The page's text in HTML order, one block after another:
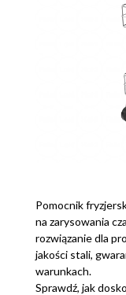
Pomocnik
na zarysowania
rozwiązanie dla
jakości stali,
warunkach.
Sprawdź, jak